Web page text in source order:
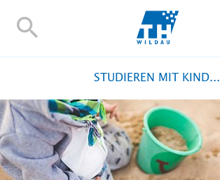
TH-
FORSCHUNG UND TRANSFER
ALUMNI
HOCHSCHULE
STUDIEREN MIT KIND...